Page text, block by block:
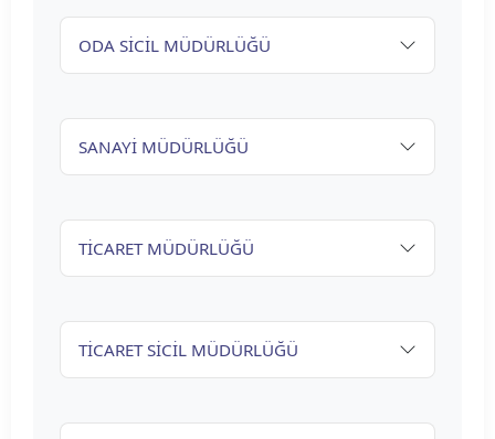
ODA SİCİL MÜDÜRLÜĞÜ
SANAYİ MÜDÜRLÜĞÜ
TİCARET MÜDÜRLÜĞÜ
TİCARET SİCİL MÜDÜRLÜĞÜ